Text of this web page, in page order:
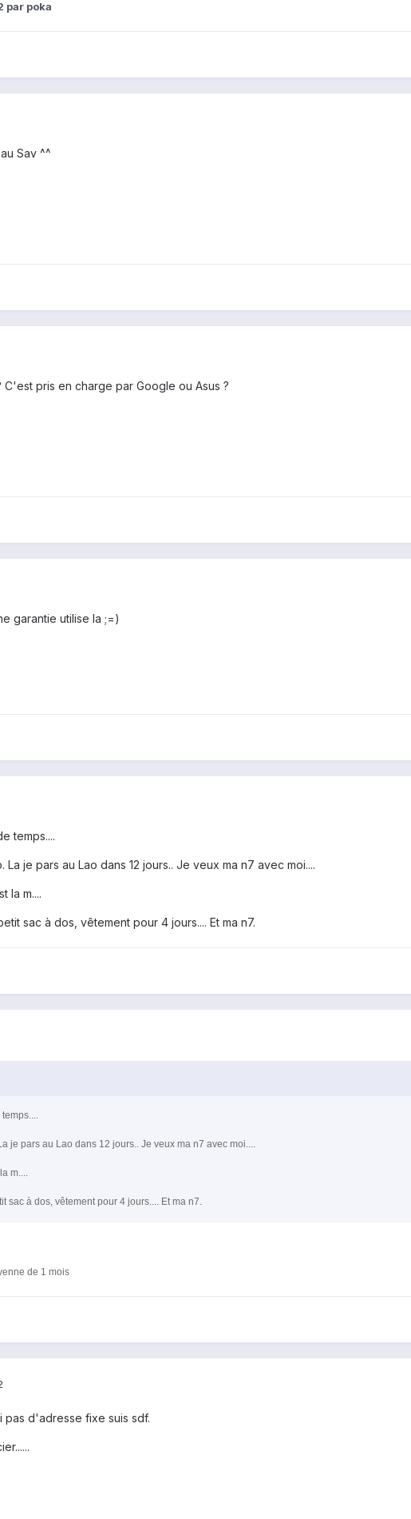
par poka
Sav ^^
C'est pris en charge par Google ou Asus ?
garantie utilise la ;=)
temps....
je pars au Lao dans 12 jours.. Je veux ma n7 avec moi....
la m....
sac à dos, vêtement pour 4 jours.... Et ma n7.
je pars au Lao dans 12 jours.. Je veux ma n7 avec moi....
m....
sac à dos, vêtement pour 4 jours.... Et ma n7.
de 1 mois
pas d'adresse fixe suis sdf.